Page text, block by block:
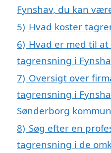
Fynshav, du kan
5) Hvad koster
6) Hvad er med til
tagrensning i
7) Oversigt over
tagrensning i
Sønderborg
8) Søg efter en
tagrensning i de